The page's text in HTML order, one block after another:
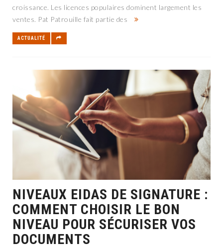
croissance. Les licences populaires dominent largement les
ventes. Pat Patrouille fait partie des
ACTUALITÉ
NIVEAUX EIDAS DE SIGNATURE :
COMMENT CHOISIR LE BON
NIVEAU POUR SÉCURISER VOS
DOCUMENTS